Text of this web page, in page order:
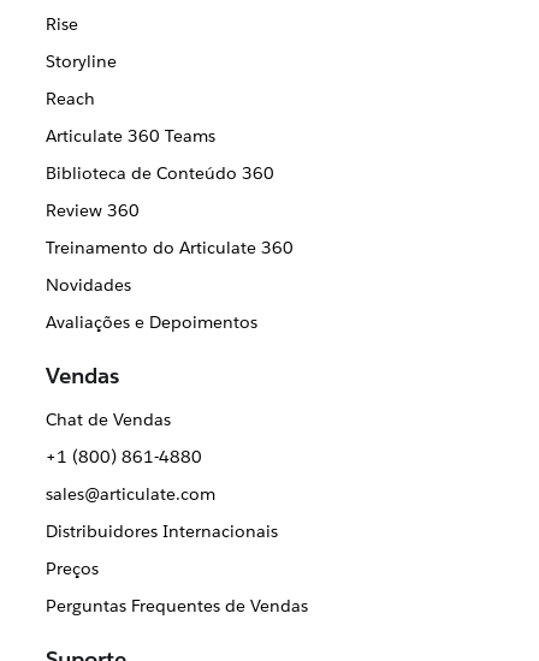
Rise
Storyline
Reach
Articulate 360 Teams
Biblioteca de Conteúdo 360
Review 360
Treinamento do Articulate 360
Novidades
Avaliações e Depoimentos
Vendas
Chat de Vendas
+1 (800) 861-4880
sales@articulate.com
Distribuidores Internacionais
Preços
Perguntas Frequentes de Vendas